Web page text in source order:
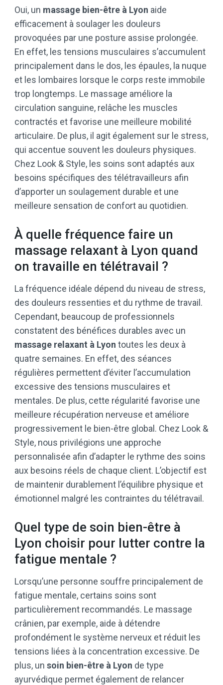
Oui, un massage bien-être à Lyon aide
efficacement à soulager les douleurs
provoquées par une posture assise prolongée.
En effet, les tensions musculaires s’accumulent
principalement dans le dos, les épaules, la nuque
et les lombaires lorsque le corps reste immobile
trop longtemps. Le massage améliore la
circulation sanguine, relâche les muscles
contractés et favorise une meilleure mobilité
articulaire. De plus, il agit également sur le stress,
qui accentue souvent les douleurs physiques.
Chez Look & Style, les soins sont adaptés aux
besoins spécifiques des télétravailleurs afin
d’apporter un soulagement durable et une
meilleure sensation de confort au quotidien.
À quelle fréquence faire un
massage relaxant à Lyon quand
on travaille en télétravail ?
La fréquence idéale dépend du niveau de stress,
des douleurs ressenties et du rythme de travail.
Cependant, beaucoup de professionnels
constatent des bénéfices durables avec un
massage relaxant à Lyon toutes les deux à
quatre semaines. En effet, des séances
régulières permettent d’éviter l’accumulation
excessive des tensions musculaires et
mentales. De plus, cette régularité favorise une
meilleure récupération nerveuse et améliore
progressivement le bien-être global. Chez Look &
Style, nous privilégions une approche
personnalisée afin d’adapter le rythme des soins
aux besoins réels de chaque client. L’objectif est
de maintenir durablement l’équilibre physique et
émotionnel malgré les contraintes du télétravail.
Quel type de soin bien-être à
Lyon choisir pour lutter contre la
fatigue mentale ?
Lorsqu’une personne souffre principalement de
fatigue mentale, certains soins sont
particulièrement recommandés. Le massage
crânien, par exemple, aide à détendre
profondément le système nerveux et réduit les
tensions liées à la concentration excessive. De
plus, un soin bien-être à Lyon de type
ayurvédique permet également de relancer